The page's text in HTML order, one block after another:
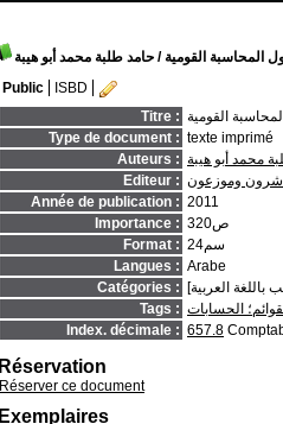
المحاسبة القومية / حامد طلبة محمد أبو هيبة
Public
ISBD
Titre : القومية
Type de document : texte imprimé
Auteurs : محمد أبو هيبة
Editeur : وموزعون
Année de publication : 2011
Importance :
320ص
Format :
24سم
Langues : Arabe
Catégories :
Tags : الحسابات
Index. décimale : 657.8
Réservation
Réserver ce document
Exemplaires